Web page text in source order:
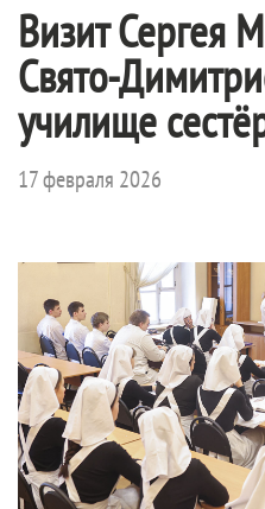
Визит Сергея
Свято-
училище
17 февраля 2026